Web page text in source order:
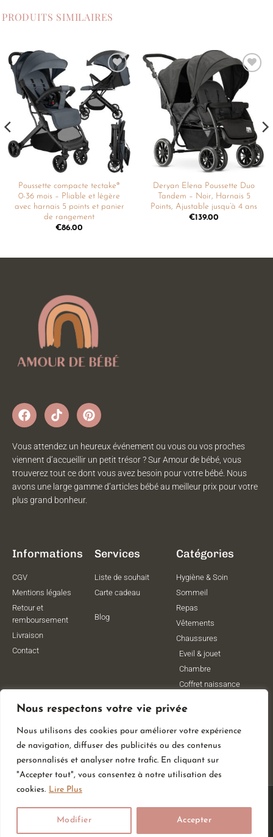
Nous respectons votre vie privée
Nous utilisons des cookies pour améliorer votre expérience
de navigation, diffuser des publicités ou des contenus
personnalisés et analyser notre trafic. En cliquant sur
"Accepter tout", vous consentez à notre utilisation des
cookies. Lire Plus
Modifier Accepter
PRODUITS SIMILAIRES
Ajouter
à la
liste de
souhaits
Poussette compacte tectake®
0-36 mois – Pliable et légère
avec harnais 5 points et panier
de rangement
€86.00
Ajouter
à la
souhaits
Deryan Elena Poussette Duo
Tandem – Noir, Harnais 5
Points, Ajustable jusqu’à 4 ans
€139.00
Vous attendez un heureux événement ou vous ou vos proches
viennent d’accueillir un petit trésor ? Sur Amour de bébé, vous
trouverez tout ce dont vous avez besoin pour votre bébé. Nous
avons une large gamme d’articles bébé au meilleur prix pour votre
plus grand bonheur.
Informations
CGV
Mentions légales
Retour et
remboursement
Livraison
Contact
Services
Liste de souhait
Carte cadeau
Blog
Catégories
Hygiène & Soin
Sommeil
Repas
Vêtements
Chaussures
Eveil & jouet
Chambre
Coffret naissance
Vêtements de
grossesse
Lithothérapie
Poussettes
© All Rights Reserved
By Web Coast